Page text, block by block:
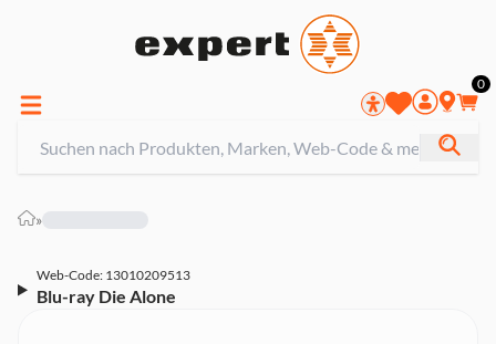
0
»
Web-Code: 13010209513
Blu-ray Die Alone